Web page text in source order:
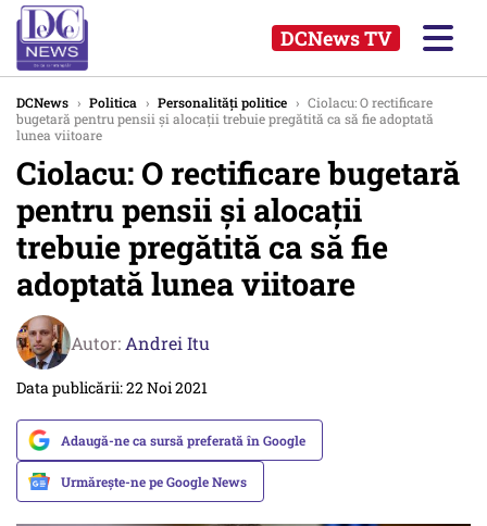
DCNews TV
DCNews › Politica › Personalități politice › Ciolacu: O rectificare
bugetară pentru pensii şi alocaţii trebuie pregătită ca să fie adoptată
lunea viitoare
Ciolacu: O rectificare bugetară
pentru pensii şi alocaţii
trebuie pregătită ca să fie
adoptată lunea viitoare
Autor: Andrei Itu
Data publicării: 22 Noi 2021
Adaugă-ne ca sursă preferată în Google
Urmărește-ne pe Google News